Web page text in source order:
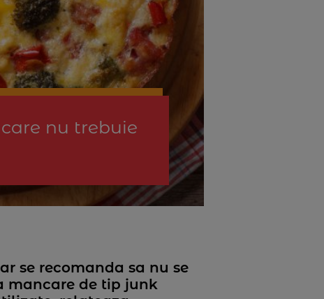
nu trebuie
se recomanda sa nu se
mancare de tip junk